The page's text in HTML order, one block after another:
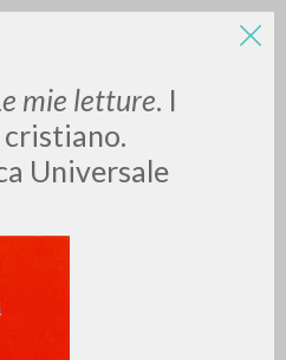
mie letture. I
Universale
LUIGI